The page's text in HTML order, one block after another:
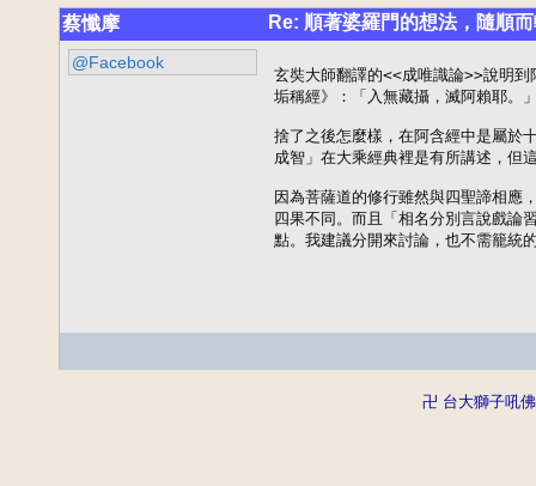
蔡懺摩 Re: 順著婆羅門的想法，隨順
@Facebook
玄奘大師翻譯的<<成唯識論>>說明
垢稱經》：「入無藏攝，滅阿賴耶。
捨了之後怎麼樣，在阿含經中是屬於
成智」在大乘經典裡是有所講述，但
因為菩薩道的修行雖然與四聖諦相應
四果不同。而且「相名分別言說戲論
點。我建議分開來討論，也不需籠統
卍 台大獅子吼